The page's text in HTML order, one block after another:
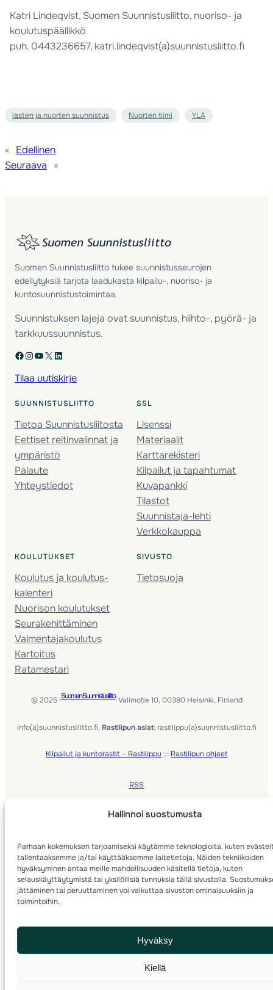
Hallinnoi suostumusta
Parhaan kokemuksen tarjoamiseksi käytämme teknologioita, kuten
tallentaaksemme ja/tai käyttääksemme laitetietoja. Näiden tekniikoiden
hyväksyminen antaa meille mahdollisuuden käsitellä tietoja, kuten
selauskäyttäytymistä tai yksilöllisiä tunnuksia tällä sivustolla.
jättäminen tai peruuttaminen voi vaikuttaa sivuston ominaisuuksiin ja
toimintoihin.
Hyväksy
Kiellä
Katri Lindeqvist, Suomen Suunnistusliitto, nuoriso- ja
koulutuspäällikkö
puh. 0443236657, katri.lindeqvist(a)suunnistusliitto.fi
lasten ja nuorten suunnistus Nuorten tiimi YLA
« Edellinen
Seuraava
»
Suomen Suunnistusliitto tukee suunnistusseurojen
edellytyksiä tarjota laadukasta kilpailu-, nuoriso- ja
kuntosuunnistustoimintaa.
Suunnistuksen lajeja ovat suunnistus, hiihto-, pyörä- ja
tarkkuussuunnistus.
Facebook Instagram YouTube X LinkedIn
Tilaa uutiskirje
SUUNNISTUSLIITTO
Tietoa Suunnistusliitosta
Eettiset reitinvalinnat ja
ympäristö
Palaute
Yhteystiedot
SSL
Lisenssi
Materiaalit
Karttarekisteri
Kilpailut ja tapahtumat
Kuvapankki
Tilastot
Suunnistaja-lehti
Verkkokauppa
KOULUTUKSET
Koulutus ja koulutus­
kalenteri
Nuorison koulutukset
Seura­kehittäminen
Valmentaja­koulutus
Kartoitus
Ratamestari
SIVUSTO
Tietosuoja
© 2025 ·Suomen Suunnistusliitto· Valimotie 10, 00380 Helsinki, Finland
info(a)suunnistusliitto.fi, Rastilipun asiat: rastilippu(a)suunnistusliitto.fi
Kilpailut ja kuntorastit – Rastilippu ::: Rastilipun ohjeet
RSS